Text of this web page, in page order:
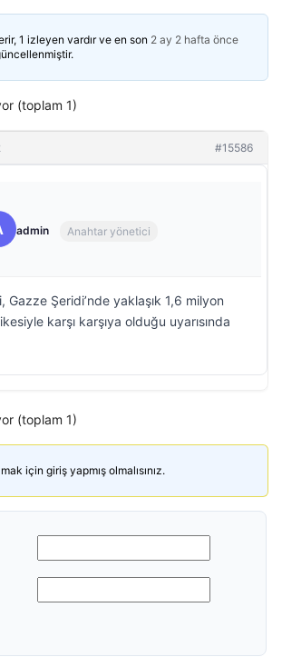
1 izleyen vardır ve en son 2 ay 2 hafta önce
(toplam 1)
#15586
admin Anahtar yönetici
Gazze Şeridi’nde yaklaşık 1,6 milyon
karşı karşıya olduğu uyarısında
(toplam 1)
için giriş yapmış olmalısınız.